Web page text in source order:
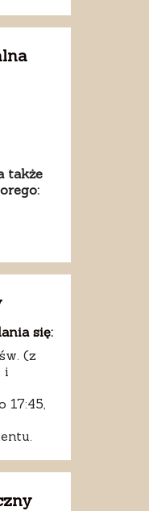
także
się:
(z
i
17:45,